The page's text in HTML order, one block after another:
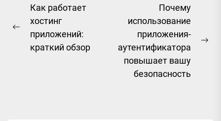
Навигация
по
записям
Previous
post:
Как работает
хостинг
приложений:
краткий обзор
Почему
использование
приложения-
аутентификатора
повышает вашу
безопасность